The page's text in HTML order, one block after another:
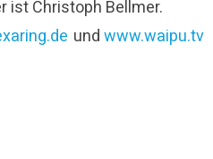
ist Christoph Bellmer.
undwww.waipu.tv